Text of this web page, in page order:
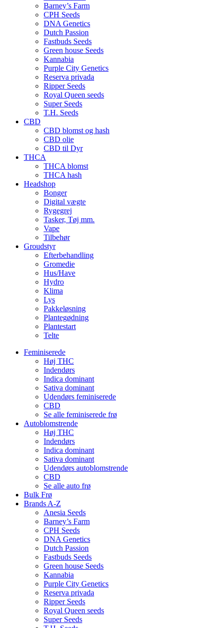
Barney’s Farm
CPH Seeds
DNA Genetics
Dutch Passion
Fastbuds Seeds
Green house Seeds
Kannabia
Purple City Genetics
Reserva privada
Ripper Seeds
Royal Queen seeds
Super Seeds
T.H. Seeds
CBD
CBD blomst og hash
CBD olie
CBD til Dyr
THCA
THCA blomst
THCA hash
Headshop
Bonger
Digital vægte
Rygegrej
Tasker, Tøj mm.
Vape
Tilbehør
Groudstyr
Efterbehandling
Gromedie
Hus/Have
Hydro
Klima
Lys
Pakkeløsning
Plantegødning
Plantestart
Telte
Feminiserede
Høj THC
Indendørs
Indica dominant
Sativa dominant
Udendørs feminiserede
CBD
Se alle feminiserede frø
Autoblomstrende
Høj THC
Indendørs
Indica dominant
Sativa dominant
Udendørs autoblomstrende
CBD
Se alle auto frø
Bulk Frø
Brands A-Z
Anesia Seeds
Barney’s Farm
CPH Seeds
DNA Genetics
Dutch Passion
Fastbuds Seeds
Green house Seeds
Kannabia
Purple City Genetics
Reserva privada
Ripper Seeds
Royal Queen seeds
Super Seeds